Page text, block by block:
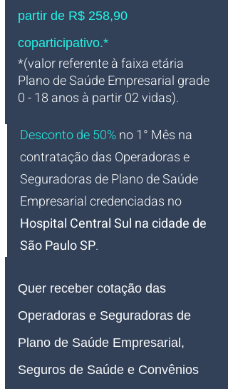
partir de R$ 258,90
coparticipativo.*
*(valor referente à faixa etária
Plano de Saúde Empresarial grade
0 - 18 anos à partir 02 vidas).
Desconto de 50%no 1° Mês na
contratação das Operadoras e
Seguradoras de Plano de Saúde
Empresarial credenciadas no
Hospital Central Sul na cidade de
São Paulo SP.
Quer receber cotação das
Operadoras e Seguradoras de
Plano de Saúde Empresarial,
Seguros de Saúde e Convênios